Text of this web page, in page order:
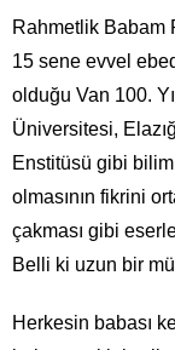
Rahmetlik Babam
15 sene evvel
olduğu Van 100.
Üniversitesi,
Enstitüsü gibi
olmasının fikrini
çakması gibi
Belli ki uzun bir
Herkesin babası